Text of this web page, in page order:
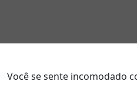
Você se sente incomodado